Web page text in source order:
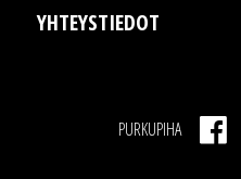
YHTEYSTIEDOT
PURKUPIHA